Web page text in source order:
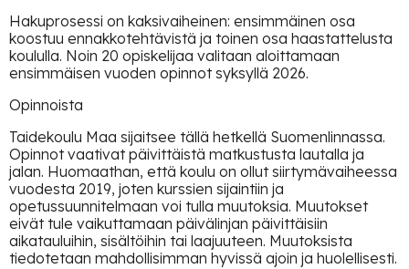
Hakuprosessi on kaksivaiheinen: ensimmäinen osa
koostuu ennakkotehtävistä ja toinen osa haastattelusta
koululla. Noin 20 opiskelijaa valitaan aloittamaan
ensimmäisen vuoden opinnot syksyllä 2026.
Opinnoista
Taidekoulu Maa sijaitsee tällä hetkellä Suomenlinnassa.
Opinnot vaativat päivittäistä matkustusta lautalla ja
jalan. Huomaathan, että koulu on ollut siirtymävaiheessa
vuodesta 2019, joten kurssien sijaintiin ja
opetussuunnitelmaan voi tulla muutoksia. Muutokset
eivät tule vaikuttamaan päivälinjan päivittäisiin
aikatauluihin, sisältöihin tai laajuuteen. Muutoksista
tiedotetaan mahdollisimman hyvissä ajoin ja huolellisesti.